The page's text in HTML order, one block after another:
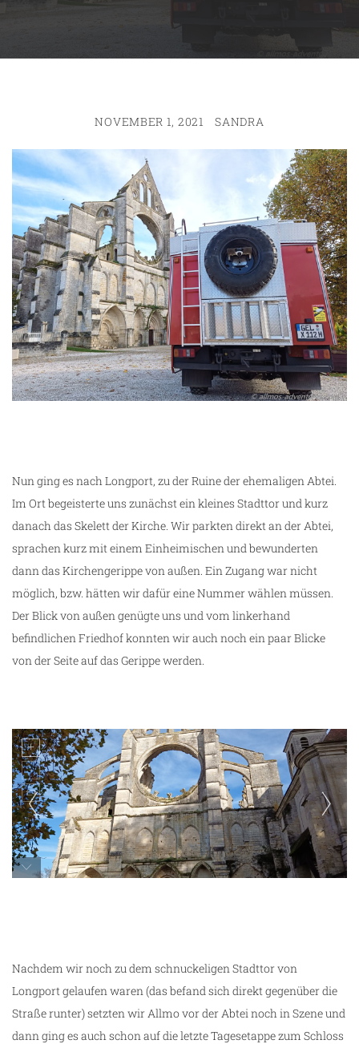
NOVEMBER 1, 2021 SANDRA
Nun ging es nach Longport, zu der Ruine der ehemaligen Abtei.
Im Ort begeisterte uns zunächst ein kleines Stadttor und kurz
danach das Skelett der Kirche. Wir parkten direkt an der Abtei,
sprachen kurz mit einem Einheimischen und bewunderten
dann das Kirchengerippe von außen. Ein Zugang war nicht
möglich, bzw. hätten wir dafür eine Nummer wählen müssen.
Der Blick von außen genügte uns und vom linkerhand
befindlichen Friedhof konnten wir auch noch ein paar Blicke
von der Seite auf das Gerippe werden.
Nachdem wir noch zu dem schnuckeligen Stadttor von
Longport gelaufen waren (das befand sich direkt gegenüber die
Straße runter) setzten wir Allmo vor der Abtei noch in Szene und
dann ging es auch schon auf die letzte Tagesetappe zum Schloss